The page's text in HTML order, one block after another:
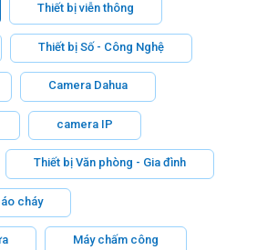
Thiết bị viễn thông
Thiết bị Số - Công Nghệ
Camera Dahua
camera IP
Thiết bị Văn phòng - Gia đình
cháy
Máy chấm công